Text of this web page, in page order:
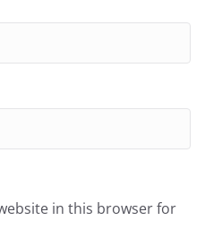
in this browser for